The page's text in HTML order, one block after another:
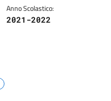
Anno Scolastico:
2021-2022